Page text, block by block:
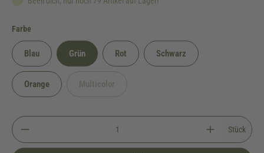
Farbe
Blau Grün Rot Schwarz
Orange
Stück